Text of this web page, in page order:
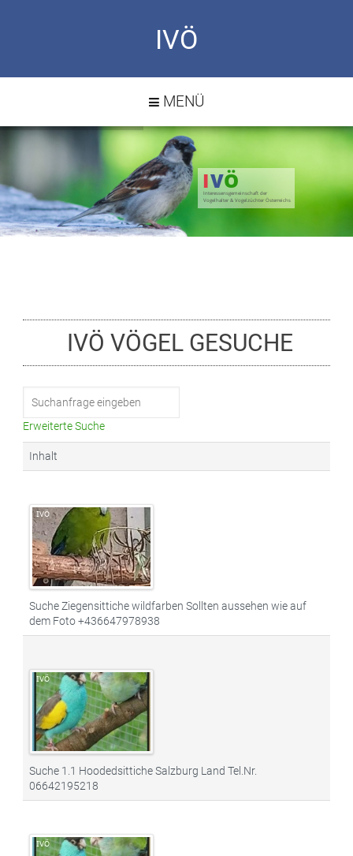
IVÖ
MENÜ
Interessensgemeinschaft der
Vogelhalter & Vogelzüchter Österreichs
IVÖ
IVÖ VÖGEL GESUCHE
Erweiterte Suche
Inhalt
Suche Ziegensittiche wildfarben Sollten aussehen wie auf
dem Foto +436647978938
Suche 1.1 Hoodedsittiche Salzburg Land Tel.Nr.
06642195218